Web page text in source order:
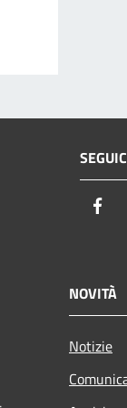
NOVITÀ
Notizie